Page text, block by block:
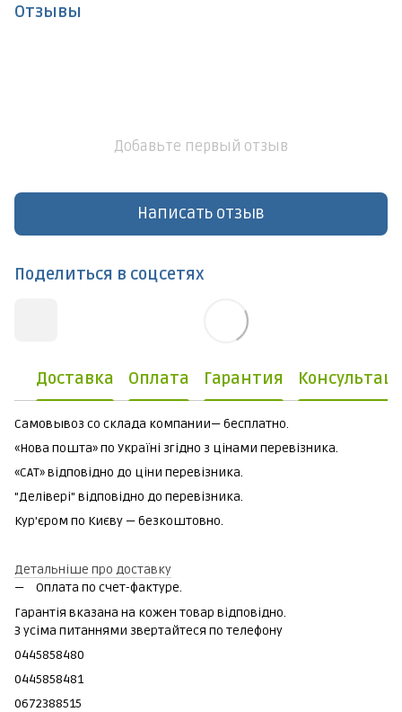
Отзывы
Добавьте первый отзыв
Написать отзыв
Поделиться в соцсетях
Доставка Оплата Гарантия
Самовывоз со склада компании— бесплатно.
«Нова пошта» по Україні згідно з цінами перевізника.
«САТ» відповідно до ціни перевізника.
"Делівері" відповідно до перевізника.
Кур'єром по Києву — безкоштовно.
Детальніше про доставку
Оплата по счет-фактуре.
Гарантія вказана на кожен товар відповідно.
З усіма питаннями звертайтеся по телефону
0445858480
0445858481
0672388515